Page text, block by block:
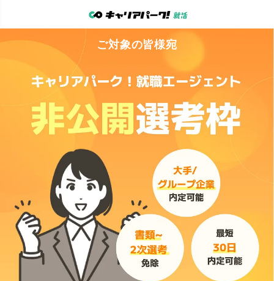
ご対象の皆様宛